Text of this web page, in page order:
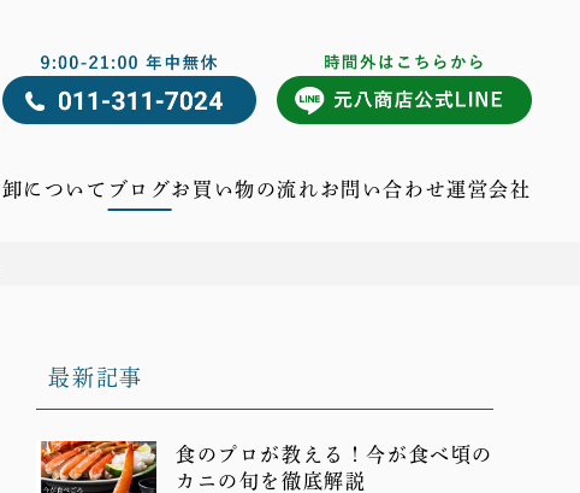
卸について ブログお買い物の流れお問い合わせ運営会社
最新記事
食のプロが教える！今が食べ頃の
カニの旬を徹底解説